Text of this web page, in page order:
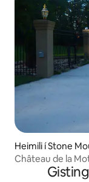
Heimili í Stone
Château de la